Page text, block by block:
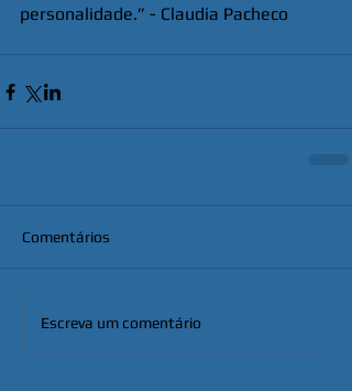
personalidade.” - Claudia Pacheco
Comentários
Escreva um comentário